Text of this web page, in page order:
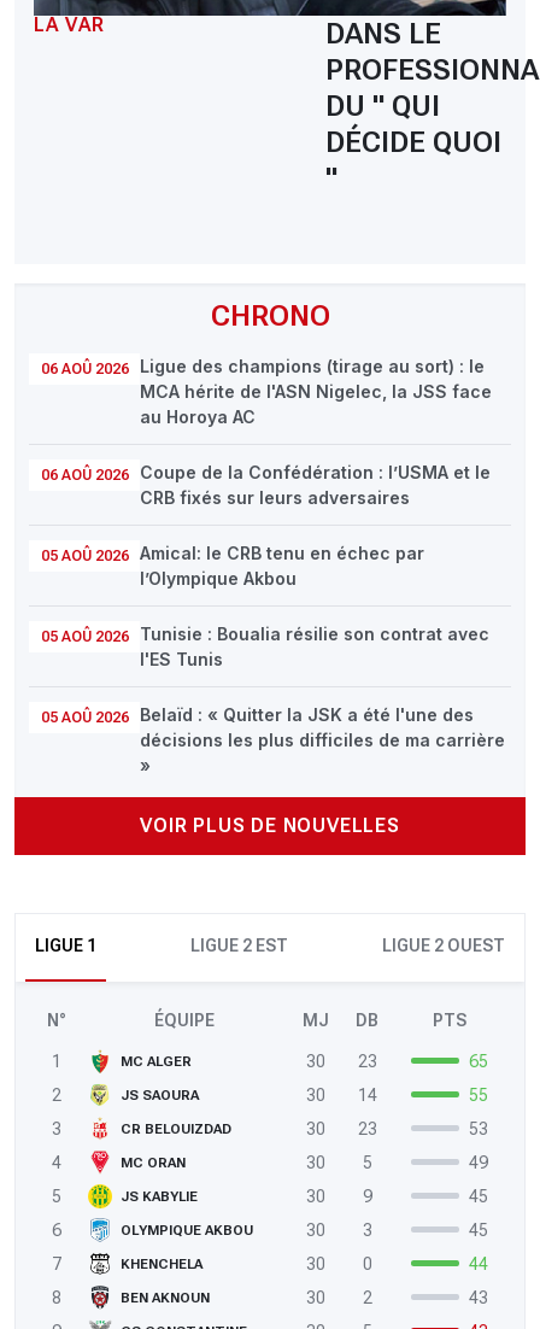
CHRONO
06 AOÛ 2026
Ligue des champions (tirage au sort) : le
MCA hérite de l'ASN Nigelec, la JSS face
au Horoya AC
06 AOÛ 2026
Coupe de la Confédération : l’USMA et le
CRB fixés sur leurs adversaires
05 AOÛ 2026
Amical: le CRB tenu en échec par
l’Olympique Akbou
05 AOÛ 2026
Tunisie : Boualia résilie son contrat avec
l'ES Tunis
05 AOÛ 2026
Belaïd : « Quitter la JSK a été l'une des
décisions les plus difficiles de ma carrière
»
VOIR PLUS DE NOUVELLES
LIGUE 1 LIGUE 2 EST LIGUE 2 OUEST
N° ÉQUIPE MJ DB PTS
1 MC ALGER 30 23
65
2
JS SAOURA 30 14
55
3
CR BELOUIZDAD 30 23
53
4
MC ORAN 30 5
49
5
JS KABYLIE 30 9
45
6
OLYMPIQUE AKBOU 30 3
45
7
KHENCHELA 30 0
44
8
BEN AKNOUN 30 2
43
LA VAR
DANS LE
DU " QUI
DÉCIDE QUOI
"